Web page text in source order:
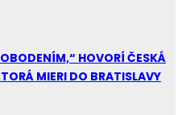
HOVORÍ ČESKÁ
MIERI DO BRATISLAVY